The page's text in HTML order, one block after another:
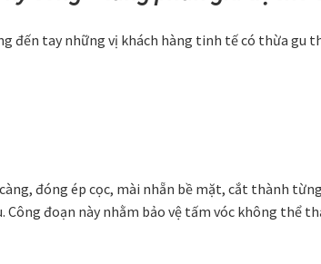
đến tay những vị khách hàng tinh tế có thừa gu
đóng ép cọc, mài nhẵn bề mặt, cắt thành
Công đoạn này nhằm bảo vệ tấm vóc không